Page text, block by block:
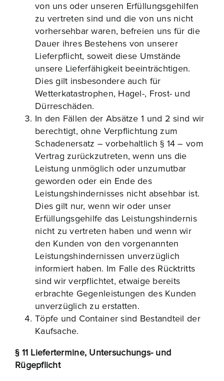
von uns oder unseren Erfüllungsgehilfen
zu vertreten sind und die von uns nicht
vorhersehbar waren, befreien uns für die
Dauer ihres Bestehens von unserer
Lieferpflicht, soweit diese Umstände
unsere Lieferfähigkeit beeinträchtigen.
Dies gilt insbesondere auch für
Wetterkatastrophen, Hagel-, Frost- und
Dürreschäden.
In den Fällen der Absätze 1 und 2 sind wir
berechtigt, ohne Verpflichtung zum
Schadenersatz – vorbehaltlich § 14 – vom
Vertrag zurückzutreten, wenn uns die
Leistung unmöglich oder unzumutbar
geworden oder ein Ende des
Leistungshindernisses nicht absehbar ist.
Dies gilt nur, wenn wir oder unser
Erfüllungsgehilfe das Leistungshindernis
nicht zu vertreten haben und wenn wir
den Kunden von den vorgenannten
Leistungshindernissen unverzüglich
informiert haben. Im Falle des Rücktritts
sind wir verpflichtet, etwaige bereits
erbrachte Gegenleistungen des Kunden
unverzüglich zu erstatten.
Töpfe und Container sind Bestandteil der
Kaufsache.
§ 11 Liefertermine, Untersuchungs- und
Rügepflicht